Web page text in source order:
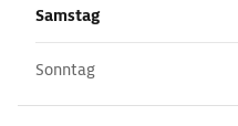
Samstag
Sonntag